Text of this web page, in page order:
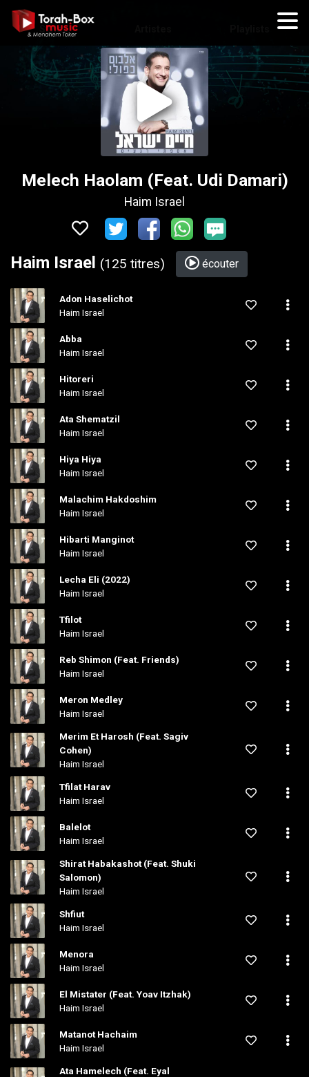
Styles
Melech Haolam (Feat. Udi Damari)
Haim Israel
Haim Israel (125 titres) écouter
Adon Haselichot
Haim Israel
Abba
Haim Israel
Hitoreri
Haim Israel
Ata Shematzil
Haim Israel
Hiya Hiya
Haim Israel
Malachim Hakdoshim
Haim Israel
Hibarti Manginot
Haim Israel
Lecha Eli (2022)
Haim Israel
Tfilot
Haim Israel
Reb Shimon (Feat. Friends)
Haim Israel
Meron Medley
Haim Israel
Merim Et Harosh (Feat. Sagiv
Cohen)
Haim Israel
Tfilat Harav
Haim Israel
Balelot
Haim Israel
Shirat Habakashot (Feat. Shuki
Salomon)
Haim Israel
Shfiut
Haim Israel
Menora
Haim Israel
El Mistater (Feat. Yoav Itzhak)
Haim Israel
Matanot Hachaim
Haim Israel
Ata Hamelech (Feat. Eyal